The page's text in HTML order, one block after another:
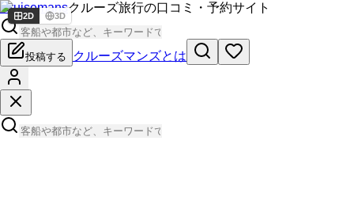
Cruisemansクルーズ旅行の口コミ・予約サイト
投稿する クルーズマンズとは
2D 3D